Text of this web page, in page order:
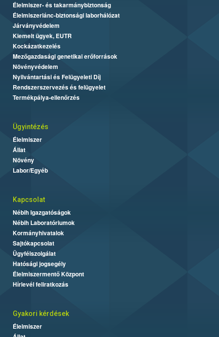
Élelmiszer- és takarmánybiztonság
Élelmiszerlánc-biztonsági laborhálózat
Járványvédelem
Kiemelt ügyek, EUTR
Kockázatkezelés
Mezőgazdasági genetikai erőforrások
Növényvédelem
Nyilvántartási és Felügyeleti Díj
Rendszerszervezés és felügyelet
Termékpálya-ellenőrzés
Ügyintézés
Élelmiszer
Állat
Növény
Labor/Egyéb
Kapcsolat
Nébih Igazgatóságok
Nébih Laboratóriumok
Kormányhivatalok
Sajtókapcsolat
Ügyfélszolgálat
Hatósági jogsegély
Élelmiszermentő Központ
Hírlevél feliratkozás
Gyakori kérdések
Élelmiszer